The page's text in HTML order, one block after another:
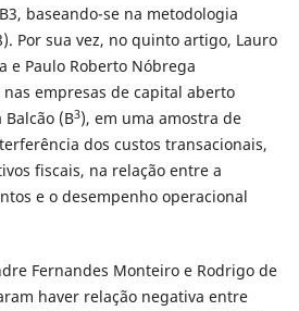
baseando-se na metodologia
Por sua vez, no quinto artigo, Lauro
e Paulo Roberto Nóbrega
empresas de capital aberto
(B3), em uma amostra de
dos custos transacionais,
fiscais, na relação entre a
e o desempenho operacional
Fernandes Monteiro e Rodrigo de
haver relação negativa entre